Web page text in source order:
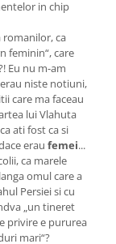
in chip
ca
feminin“, care
Eu nu m-am
niste notiuni,
care ma faceau
lui Vlahuta
ati fost ca si
erau femei...
ca marele
omul care a
Persiei si cu
„un tineret
privire e pururea
mari“?